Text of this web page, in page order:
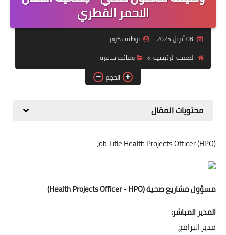
منوعات
نماذج سيرة ذاتية
الاحمر القطري
08 أبريل 2025
توظيف كوم
الصفحة الرئيسية
وظائف شاغرة
الحجم
محتويات المقال
Job Title Health Projects Officer (HPO)
مسؤول مشاريع صحية (Health Projects Officer - HPO)
المدير المباشر:
مدير البرامج